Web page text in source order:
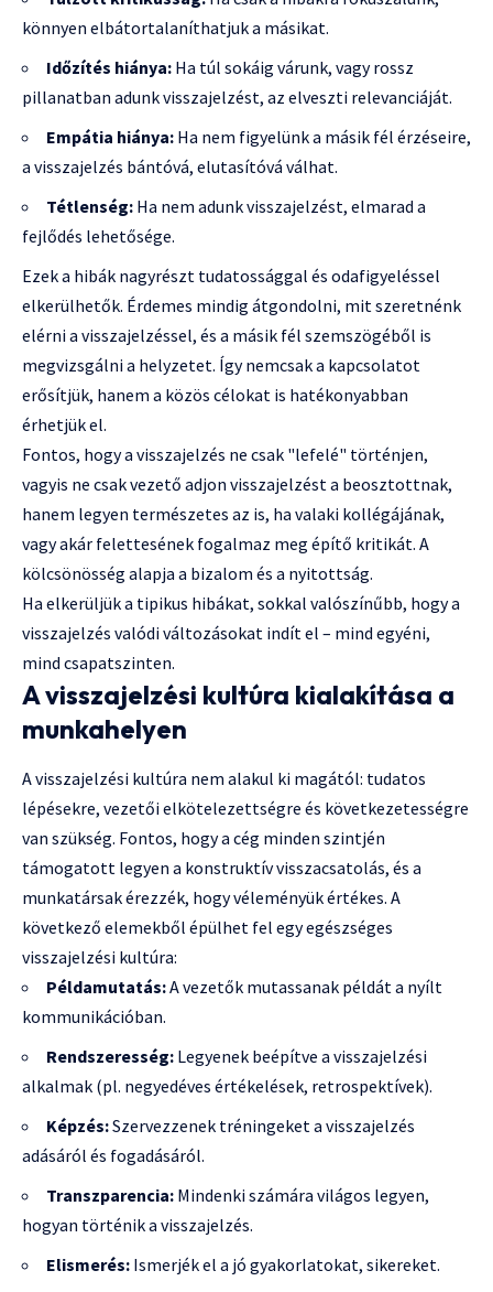
könnyen elbátortalaníthatjuk a másikat.
Időzítés hiánya: Ha túl sokáig várunk, vagy rossz
pillanatban adunk visszajelzést, az elveszti relevanciáját.
Empátia hiánya: Ha nem figyelünk a másik fél érzéseire,
a visszajelzés bántóvá, elutasítóvá válhat.
Tétlenség: Ha nem adunk visszajelzést, elmarad a
fejlődés lehetősége.
Ezek a hibák nagyrészt tudatossággal és odafigyeléssel
elkerülhetők. Érdemes mindig átgondolni, mit szeretnénk
elérni a visszajelzéssel, és a másik fél szemszögéből is
megvizsgálni a helyzetet. Így nemcsak a kapcsolatot
erősítjük, hanem a közös célokat is hatékonyabban
érhetjük el.
Fontos, hogy a visszajelzés ne csak "lefelé" történjen,
vagyis ne csak vezető adjon visszajelzést a beosztottnak,
hanem legyen természetes az is, ha valaki kollégájának,
vagy akár felettesének fogalmaz meg építő kritikát. A
kölcsönösség alapja a bizalom és a nyitottság.
Ha elkerüljük a tipikus hibákat, sokkal valószínűbb, hogy a
visszajelzés valódi változásokat indít el – mind egyéni,
mind csapatszinten.
A visszajelzési kultúra kialakítása a
munkahelyen
A visszajelzési kultúra nem alakul ki magától: tudatos
lépésekre, vezetői elkötelezettségre és következetességre
van szükség. Fontos, hogy a cég minden szintjén
támogatott legyen a konstruktív visszacsatolás, és a
munkatársak érezzék, hogy véleményük értékes. A
következő elemekből épülhet fel egy egészséges
visszajelzési kultúra:
Példamutatás:A vezetők mutassanak példát a nyílt
kommunikációban.
Rendszeresség: Legyenek beépítve a visszajelzési
alkalmak (pl. negyedéves értékelések, retrospektívek).
Képzés:Szervezzenek tréningeket a visszajelzés
adásáról és fogadásáról.
Transzparencia: Mindenki számára világos legyen,
hogyan történik a visszajelzés.
Elismerés: Ismerjék el a jó gyakorlatokat, sikereket.